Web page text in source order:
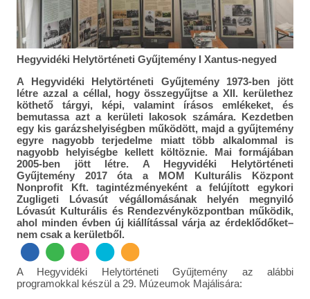
Hegyvidéki Helytörténeti Gyűjtemény I Xantus-negyed
A Hegyvidéki Helytörténeti Gyűjtemény 1973-ben jött
létre azzal a céllal, hogy összegyűjtse a XII. kerülethez
köthető tárgyi, képi, valamint írásos emlékeket, és
bemutassa azt a kerületi lakosok számára. Kezdetben
egy kis garázshelyiségben működött, majd a gyűjtemény
egyre nagyobb terjedelme miatt több alkalommal is
nagyobb helyiségbe kellett költöznie. Mai formájában
2005-ben jött létre. A Hegyvidéki Helytörténeti
Gyűjtemény 2017 óta a MOM Kulturális Központ
Nonprofit Kft. tagintézményeként a felújított egykori
Zugligeti Lóvasút végállomásának helyén megnyiló
Lóvasút Kulturális és Rendezvényközpontban működik,
ahol minden évben új kiállítással várja az érdeklődőket–
nem csak a kerületből.
A Hegyvidéki Helytörténeti Gyűjtemény az alábbi
programokkal készül a 29. Múzeumok Majálisára: